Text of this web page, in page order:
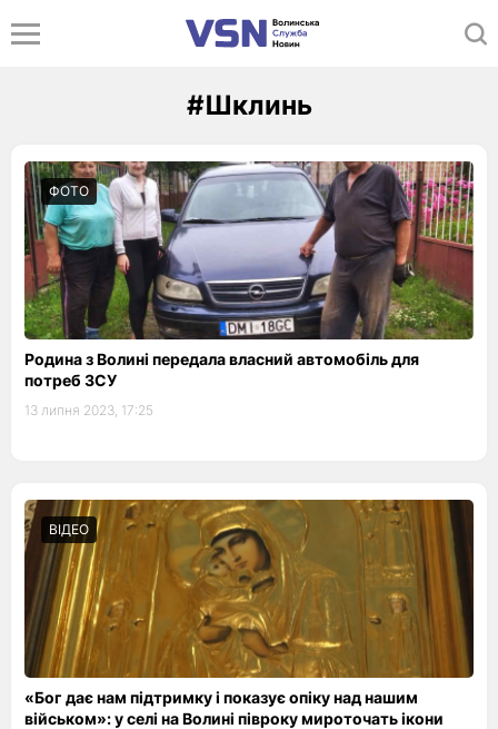
#Шклинь
ФОТО
Родина з Волині передала власний автомобіль для
потреб ЗСУ
13 липня 2023, 17:25
ВІДЕО
«Бог дає нам підтримку і показує опіку над нашим
військом»: у селі на Волині півроку мироточать ікони